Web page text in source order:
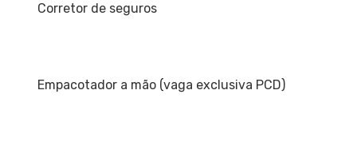
Corretor de seguros
Empacotador a mão (vaga exclusiva PCD)